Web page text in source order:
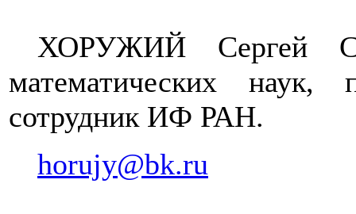
ХОРУЖИЙ Сергей
математических наук,
сотрудник ИФ РАН.
horujy@bk.ru